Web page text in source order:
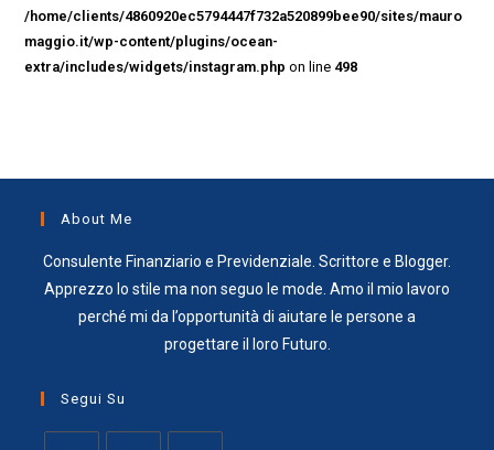
/home/clients/4860920ec5794447f732a520899bee90/sites/mauro
maggio.it/wp-content/plugins/ocean-
extra/includes/widgets/instagram.php on line 498
About Me
Consulente Finanziario e Previdenziale. Scrittore e Blogger.
Apprezzo lo stile ma non seguo le mode. Amo il mio lavoro
perché mi da l’opportunità di aiutare le persone a
progettare il loro Futuro.
Segui Su